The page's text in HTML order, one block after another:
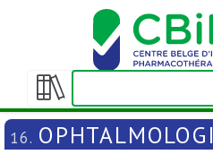
Afficher/masquer
la
table
16.